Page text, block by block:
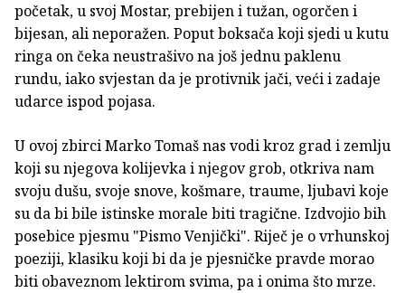
početak, u svoj Mostar, prebijen i tužan, ogorčen i
bijesan, ali neporažen. Poput boksača koji sjedi u kutu
ringa on čeka neustrašivo na još jednu paklenu
rundu, iako svjestan da je protivnik jači, veći i zadaje
udarce ispod pojasa.
U ovoj zbirci Marko Tomaš nas vodi kroz grad i zemlju
koji su njegova kolijevka i njegov grob, otkriva nam
svoju dušu, svoje snove, košmare, traume, ljubavi koje
su da bi bile istinske morale biti tragične. Izdvojio bih
posebice pjesmu "Pismo Venjički". Riječ je o vrhunskoj
poeziji, klasiku koji bi da je pjesničke pravde morao
biti obaveznom lektirom svima, pa i onima što mrze.